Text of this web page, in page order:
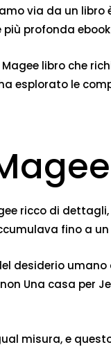
via da un
profonda
libro che
esplorato le
ricco di
fino a
desiderio
Una casa per
misura, e